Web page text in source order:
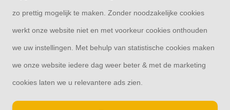
zo prettig mogelijk te maken. Zonder noodzakelijke cookies
werkt onze website niet en met voorkeur cookies onthouden
we uw instellingen. Met behulp van statistische cookies maken
we onze website iedere dag weer beter & met de marketing
cookies laten we u relevantere ads zien.